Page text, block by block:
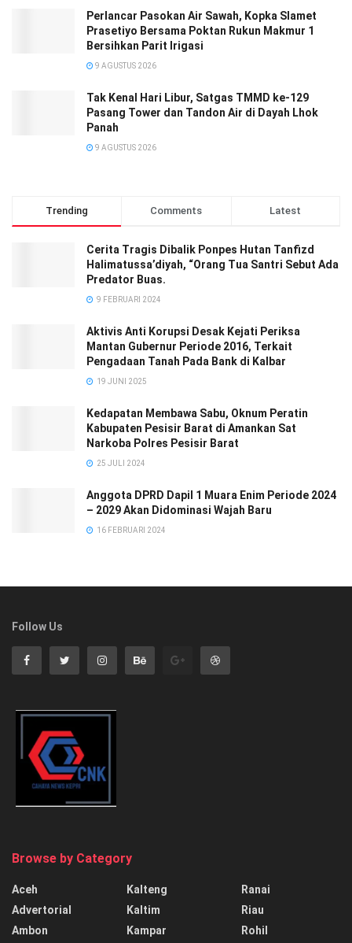
Perlancar Pasokan Air Sawah, Kopka Slamet
Prasetiyo Bersama Poktan Rukun Makmur 1
Bersihkan Parit Irigasi
9 AGUSTUS 2026
Tak Kenal Hari Libur, Satgas TMMD ke-129
Pasang Tower dan Tandon Air di Dayah Lhok
Panah
9 AGUSTUS 2026
Trending Comments Latest
Cerita Tragis Dibalik Ponpes Hutan Tanfizd
Halimatussa’diyah, “Orang Tua Santri Sebut Ada
Predator Buas.
9 FEBRUARI 2024
Aktivis Anti Korupsi Desak Kejati Periksa
Mantan Gubernur Periode 2016, Terkait
Pengadaan Tanah Pada Bank di Kalbar
19 JUNI 2025
Kedapatan Membawa Sabu, Oknum Peratin
Kabupaten Pesisir Barat di Amankan Sat
Narkoba Polres Pesisir Barat
25 JULI 2024
Anggota DPRD Dapil 1 Muara Enim Periode 2024
– 2029 Akan Didominasi Wajah Baru
16 FEBRUARI 2024
Follow Us
Browse by Category
Aceh
Advertorial
Ambon
Kalteng
Kaltim
Kampar
Ranai
Riau
Rohil